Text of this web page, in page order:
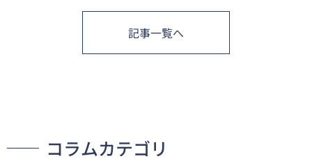
記事一覧へ
コラムカテゴリ